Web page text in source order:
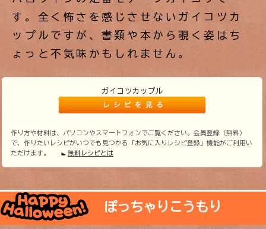
す。全く怖さを感じさせないガイコツカ
ップルですが、書類や本から覗く姿はち
ょっと不気味かもしれません。
ガイコツカップル
作り方や材料は、パソコンやスマートフォンでご覧ください。会員登録（無料）
で、作りたいレシピがいつでも見つかる「お気に入りレシピ登録」機能がご利用い
ただけます。
無料レシピとは
ぽっちゃりこうもり